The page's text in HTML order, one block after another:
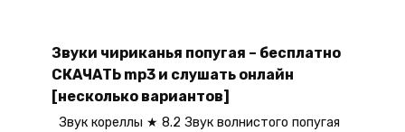
Звуки чириканья попугая – бесплатно
СКАЧАТЬ mp3 и слушать онлайн
[несколько вариантов]
Звук кореллы ★ 8.2 Звук волнистого попугая